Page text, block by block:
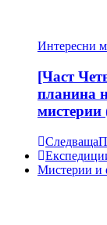
Интересни
[Част
планина
мистерии
Следваща
Мистерии и